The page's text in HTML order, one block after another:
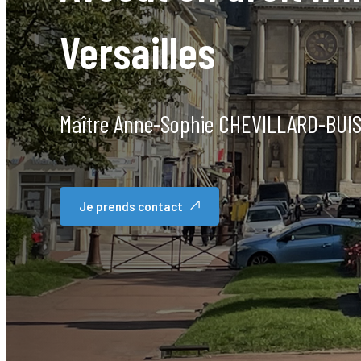
Versailles
Maître Anne-Sophie CHEVILLARD-
Je prends contact